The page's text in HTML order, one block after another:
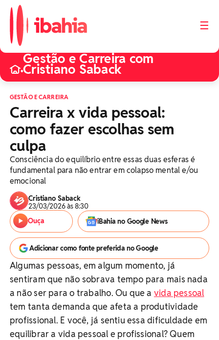
☰
•
Gestão e Carreira com
Cristiano Saback
GESTÃO E CARREIRA
Carreira x vida pessoal:
como fazer escolhas sem
culpa
Consciência do equilíbrio entre essas duas esferas é
fundamental para não entrar em colapso mental e/ou
emocional
Cristiano Saback
23/03/2026 às 8:30
Ouça
iBahia no Google News
Adicionar como fonte preferida no Google
Algumas pessoas, em algum momento, já
sentiram que não sobrava tempo para mais nada
a não ser para o trabalho. Ou que a vida pessoal
tem tanta demanda que afeta a produtividade
profissional. E você, já sentiu essa dificuldade em
equilibrar a vida pessoal e profissional? Quem